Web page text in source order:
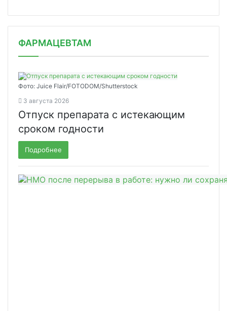
ФАРМАЦЕВТАМ
Фото: Juice Flair/FOTODOM/Shutterstoсk
3 августа 2026
Отпуск препарата с истекающим
сроком годности
Подробнее